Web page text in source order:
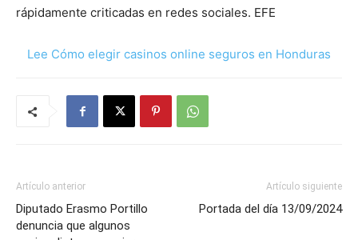
rápidamente criticadas en redes sociales. EFE
Lee Cómo elegir casinos online seguros en Honduras
Artículo anterior
Diputado Erasmo Portillo
denuncia que algunos
Artículo siguiente
Portada del día 13/09/2024